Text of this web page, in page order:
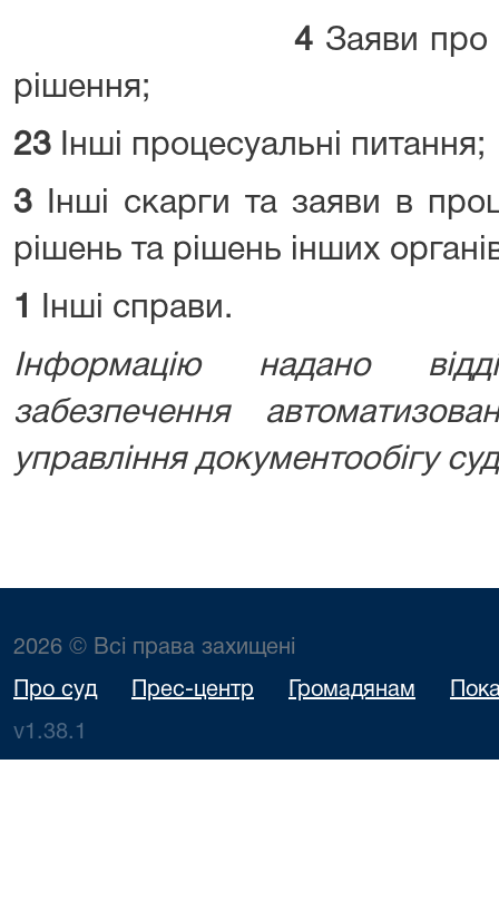
4 Заяви про
рішення;
23
Інші процесуальні питання;
3 Інші скарги та заяви в
рішень та рішень інших
1
Інші справи.
Інформацію надано
забезпечення
управління документообігу
2026 © Всі права захищені
Про суд Прес-центр Громадянам
v1.38.1